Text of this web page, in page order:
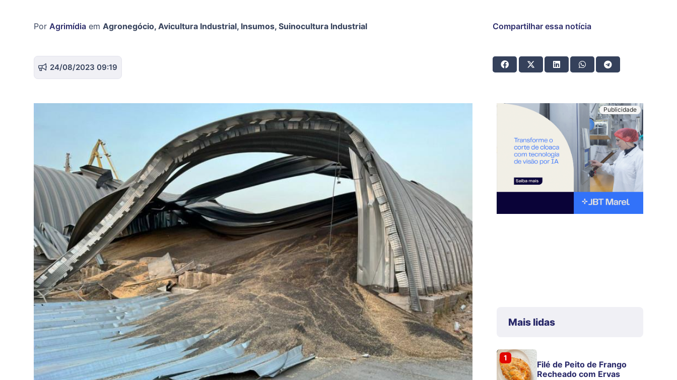
Por Agrimídia em Agronegócio, Avicultura Industrial, Insumos, Suinocultura Industrial
24/08/2023 09:19
Compartilhar essa notícia
Mais lidas
1
Filé de Peito de Frango
Recheado com Ervas